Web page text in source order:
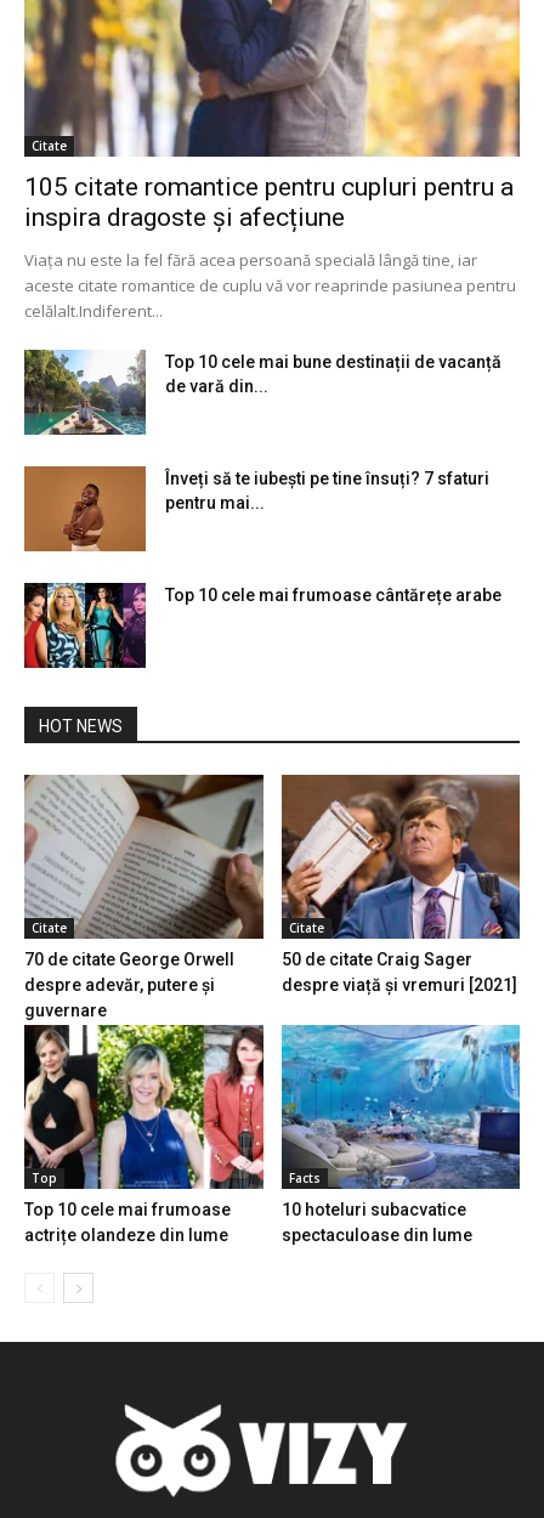
Citate
105 citate romantice pentru cupluri pentru a
inspira dragoste și afecțiune
Viața nu este la fel fără acea persoană specială lângă tine, iar
aceste citate romantice de cuplu vă vor reaprinde pasiunea pentru
celălalt.Indiferent...
Top 10 cele mai bune destinații de vacanță
de vară din...
Înveți să te iubești pe tine însuți? 7 sfaturi
pentru mai...
Top 10 cele mai frumoase cântărețe arabe
HOT NEWS
Citate
70 de citate George Orwell
despre adevăr, putere și
guvernare
Citate
50 de citate Craig Sager
despre viață și vremuri [2021]
Top
Top 10 cele mai frumoase
actrițe olandeze din lume
Facts
10 hoteluri subacvatice
spectaculoase din lume